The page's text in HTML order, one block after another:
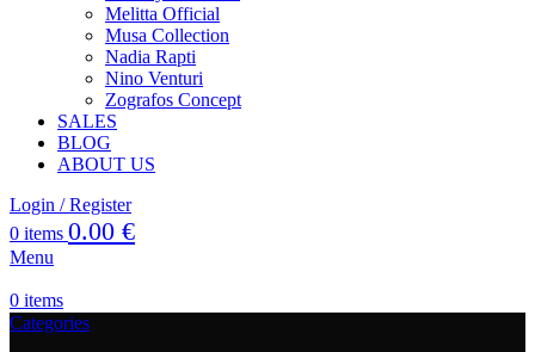
Melitta Official
Musa Collection
Nadia Rapti
Nino Venturi
Zografos Concept
SALES
BLOG
ABOUT US
Login / Register
0 items 0.00 €
Menu
0 items
Categories